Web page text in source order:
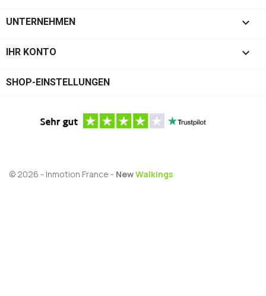
UNTERNEHMEN 
IHR KONTO 
SHOP-EINSTELLUNGEN
© 2026 - Inmotion France - NewWalkings